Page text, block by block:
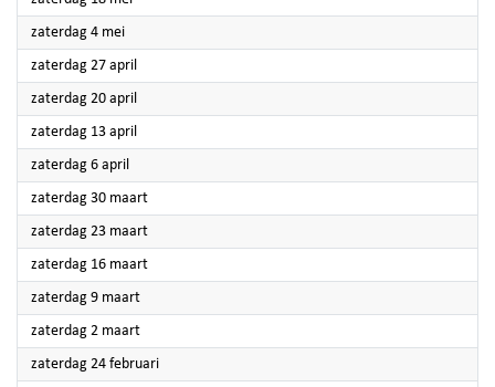
zaterdag 4 mei2024
zaterdag 27 april
zaterdag 20 april
zaterdag 13 april
zaterdag 6 april
zaterdag 30 maart2024
zaterdag 23 maart2024
zaterdag 16 maart2024
zaterdag 9 maart2024
zaterdag 2 maart2024
zaterdag 24 februari2024